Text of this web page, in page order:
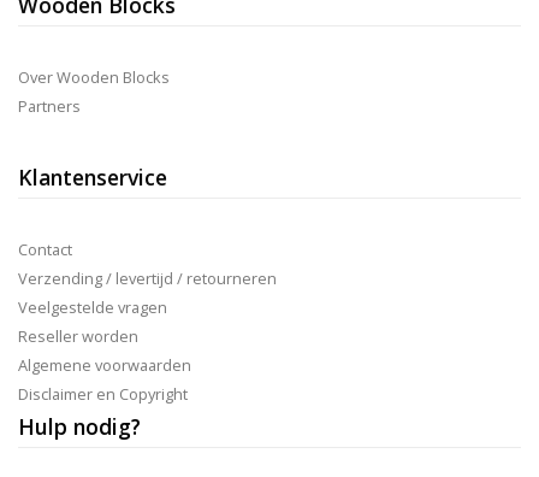
Over Wooden Blocks
Partners
Klantenservice
Contact
Verzending / levertijd / retourneren
Veelgestelde vragen
Reseller worden
Algemene voorwaarden
Disclaimer en Copyright
Hulp nodig?